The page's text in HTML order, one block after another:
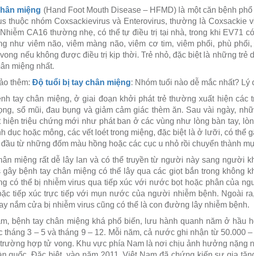
miệng (Hand Foot Mouth Disease – HFMD) là một căn bệnh
thuộc nhóm Coxsackievirus và Enterovirus, thường là Coxsackie
CA16 thường nhẹ, có thể tự điều trị tại nhà, trong khi EV71
như viêm não, viêm màng não, viêm cơ tim, viêm phổi, phù
nếu không được điều trị kịp thời. Trẻ nhỏ, đặc biệt là những trẻ
miệng nhất.
thêm: Độ tuổi bị tay chân miệng: Nhóm tuổi nào dễ mắc nhất? Lý
tay chân miệng, ở giai đoạn khởi phát trẻ thường xuất hiện các
sổ mũi, đau bụng và giảm cảm giác thèm ăn. Sau vài ngày,
hiện triệu chứng mới như phát ban ở các vùng như lòng bàn tay,
dục hoặc mông, các vết loét trong miệng, đặc biệt là ở lưỡi, có thể
từ những đốm màu hồng hoặc các cục u nhỏ rồi chuyển thành
miệng rất dễ lây lan và có thể truyền từ người này sang người
gây bệnh tay chân miệng có thể lây qua các giọt bắn trong không
có thể bị nhiễm virus qua tiếp xúc với nước bọt hoặc phân của
tiếp xúc trực tiếp với mụn nước của người nhiễm bệnh. Ngoài
nắm cửa bị nhiễm virus cũng có thể là con đường lây nhiễm bệnh.
bệnh tay chân miệng khá phổ biến, lưu hành quanh năm ở hầu
tháng 3 – 5 và tháng 9 – 12. Mỗi năm, cả nước ghi nhận từ 50.000
hợp tử vong. Khu vực phía Nam là nơi chịu ảnh hưởng nặng